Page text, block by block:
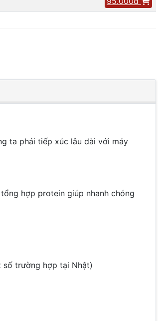
ta phải tiếp xúc lâu dài với máy
hợp protein giúp nhanh chóng
số trường hợp tại Nhật)